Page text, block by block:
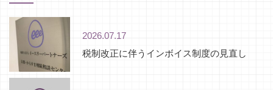
2026.07.17
税制改正に伴うインボイス制度の見直し